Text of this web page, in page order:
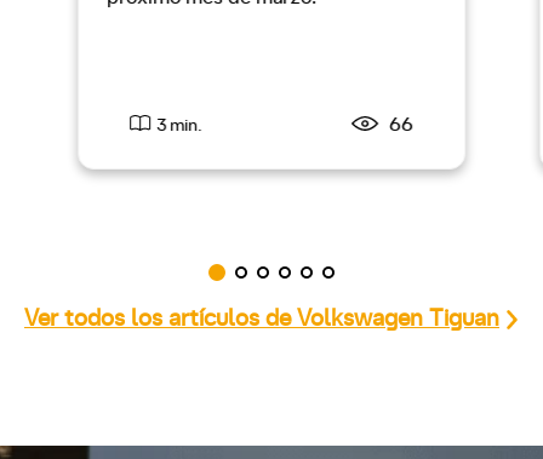
3 min. 66
Ver todos los artículos de Volkswagen Tiguan